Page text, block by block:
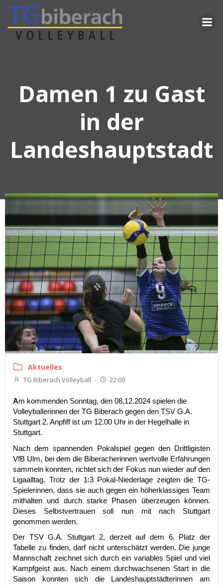
Inhalt
springen
Damen 1 zu Gast
in der
Landeshauptstadt
Aktuelles
TG Biberach Volleyball - 22:09
Am kommenden Sonntag, den 08.12.2024 spielen die
Volleyballerinnen der TG Biberach gegen den TSV G.A.
Stuttgart 2. Anpfiff ist um 12.00 Uhr in der Hegelhalle in
Stuttgart.
Nach dem spannenden Pokalspiel gegen den Drittligisten
VfB Ulm, bei dem die Biberacherinnen wertvolle Erfahrungen
sammeln konnten, richtet sich der Fokus nun wieder auf den
Ligaalltag. Trotz der 1:3 Pokal-Niederlage zeigten die TG-
Spielerinnen, dass sie auch gegen ein höherklassiges Team
mithalten und durch starke Phasen überzeugen können.
Dieses Selbstvertrauen soll nun mit nach Stuttgart
genommen werden.
Der TSV G.A. Stuttgart 2, derzeit auf dem 6. Platz der
Tabelle zu finden, darf nicht unterschätzt werden. Die junge
Mannschaft zeichnet sich durch ein variables Spiel und viel
Kampfgeist aus. Nach einem durchwachsenen Start in die
Saison konnten sich die Landeshauptstädterinnen am